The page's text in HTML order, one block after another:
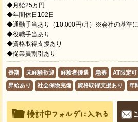
◆月給25万円
◆年間休日102日
◆通勤手当あり（10,000円/月）※会社の基準
◆役職手当あり
◆資格取得支援あり
◆従業員割引あり
長期 未経験歓迎 経験者優遇 急募 AT限定可
昇給あり 社会保険完備 資格取得支援あり 年